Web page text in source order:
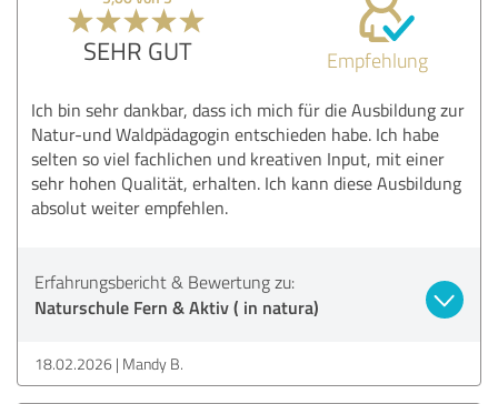
SEHR GUT Empfehlung
Ich bin sehr dankbar, dass ich mich für die Ausbildung zur
Natur-und Waldpädagogin entschieden habe. Ich habe
selten so viel fachlichen und kreativen Input, mit einer
sehr hohen Qualität, erhalten. Ich kann diese Ausbildung
absolut weiter empfehlen.
Erfahrungsbericht & Bewertung zu:
Naturschule Fern & Aktiv ( in natura)
18.02.2026 Mandy B.